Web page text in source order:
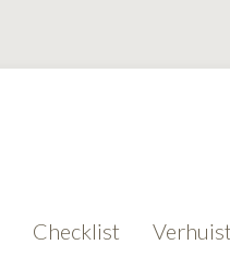
Checklist